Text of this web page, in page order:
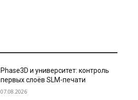
Phase3D и университет: контроль
первых слоёв SLM-печати
07.08.2026